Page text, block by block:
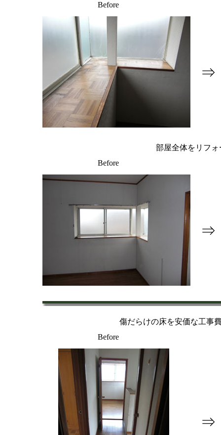
Before
⇒
部屋全体をリフ
Before
⇒
傷だらけの床を安価な工事
Before
⇒